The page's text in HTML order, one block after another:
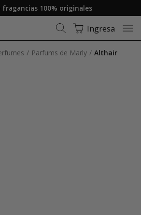
fragancias 100% originales
Ingresa
Parfums de Marly Althair